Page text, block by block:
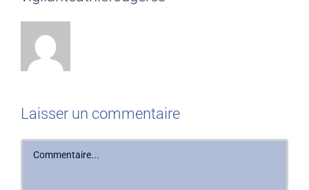
Laisser un commentaire
Commentaire